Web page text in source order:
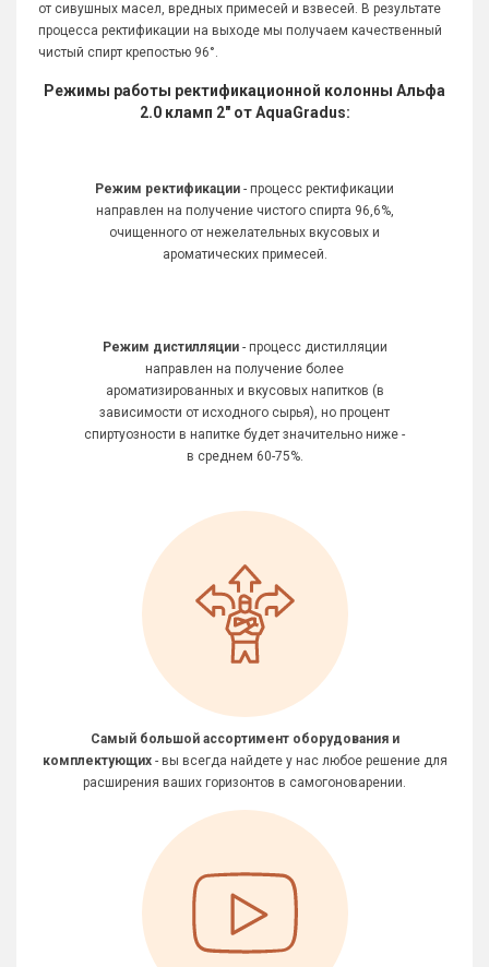
от сивушных масел, вредных примесей и взвесей. В результате
процесса ректификации на выходе мы получаем качественный
чистый спирт крепостью 96°.
Режимы работы ректификационной колонны Альфа
2.0 кламп 2" от AquaGradus:
Режим ректификации - процесс ректификации
направлен на получение чистого спирта 96,6%,
очищенного от нежелательных вкусовых и
ароматических примесей.
Режим дистилляции- процесс дистилляции
направлен на получение более
ароматизированных и вкусовых напитков (в
зависимости от исходного сырья), но процент
спиртуозности в напитке будет значительно ниже -
в среднем 60-75%.
Самый большой ассортимент оборудования и
комплектующих- вы всегда найдете у нас любое решение для
расширения ваших горизонтов в самогоноварении.